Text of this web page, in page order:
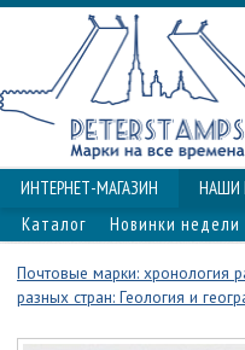
ИНТЕРНЕТ-МАГАЗИН НАШИ
Каталог
Новинки недели
Почтовые марки: хронология
разных стран: Геология и